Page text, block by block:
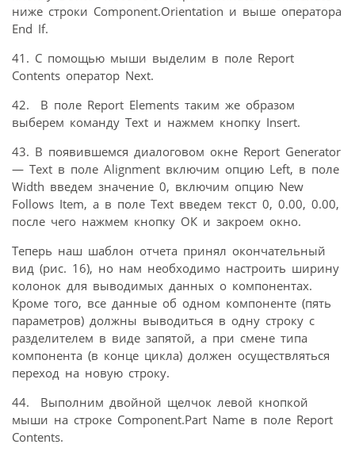
ниже строки Component.Orientation и выше оператора
End If.
41. С помощью мыши выделим в поле Report
Contents оператор Next.
42. В поле Report Elements таким же образом
выберем команду Text и нажмем кнопку Insert.
43. В появившемся диалоговом окне Report Generator
— Text в поле Alignment включим опцию Left, в поле
Width введем значение 0, включим опцию New
Follows Item, а в поле Text введем текст 0, 0.00, 0.00,
после чего нажмем кнопку ОК и закроем окно.
Теперь наш шаблон отчета принял окончательный
вид (рис. 16), но нам необходимо настроить ширину
колонок для выводимых данных о компонентах.
Кроме того, все данные об одном компоненте (пять
параметров) должны выводиться в одну строку с
разделителем в виде запятой, а при смене типа
компонента (в конце цикла) должен осуществляться
переход на новую строку.
44. Выполним двойной щелчок левой кнопкой
мыши на строке Component.Part Name в поле Report
Contents.